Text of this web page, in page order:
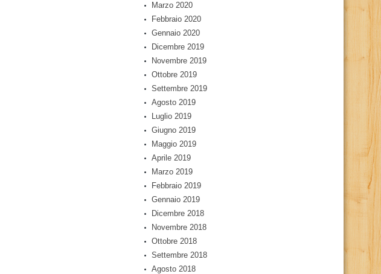
Marzo 2020
Febbraio 2020
Gennaio 2020
Dicembre 2019
Novembre 2019
Ottobre 2019
Settembre 2019
Agosto 2019
Luglio 2019
Giugno 2019
Maggio 2019
Aprile 2019
Marzo 2019
Febbraio 2019
Gennaio 2019
Dicembre 2018
Novembre 2018
Ottobre 2018
Settembre 2018
Agosto 2018